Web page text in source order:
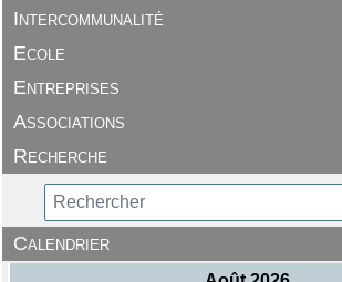
Intercommunalité
Ecole
Entreprises
Associations
Recherche
Calendrier